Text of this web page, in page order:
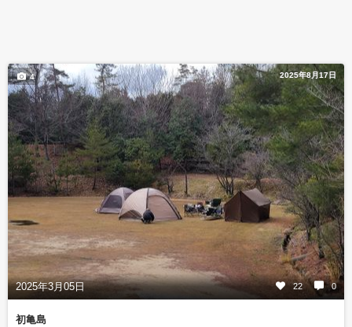
2025年8月17日
2025年3月05日 22 0
4
初亀島